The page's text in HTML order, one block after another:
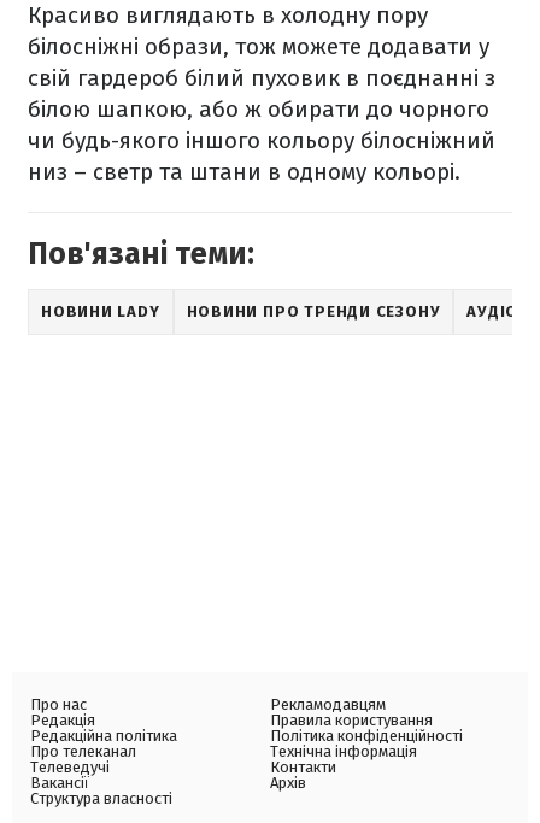
Красиво виглядають в холодну пору
білосніжні образи, тож можете додавати у
свій гардероб білий пуховик в поєднанні з
білою шапкою, або ж обирати до чорного
чи будь-якого іншого кольору білосніжний
низ – светр та штани в одному кольорі.
Пов'язані теми:
НОВИНИ LADY НОВИНИ ПРО ТРЕНДИ СЕЗОНУ
Про нас
Редакція
Редакційна політика
Про телеканал
Телеведучі
Вакансії
Структура власності
Рекламодавцям
Правила користування
Політика конфіденційності
Технічна інформація
Контакти
Архів